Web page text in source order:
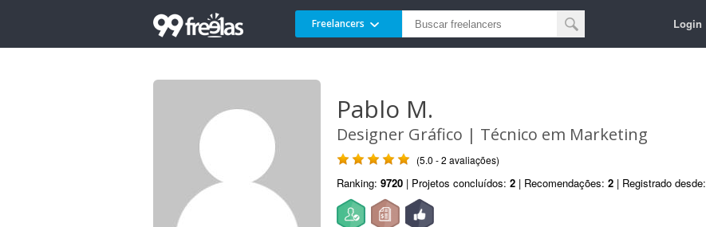
Freelancers Login
Pablo M.
Designer Gráfico | Técnico em Marketing
(5.0 - 2 avaliações)
Ranking: 9720 | Projetos concluídos: 2 | Recomendações: 2 | Registrado desde: